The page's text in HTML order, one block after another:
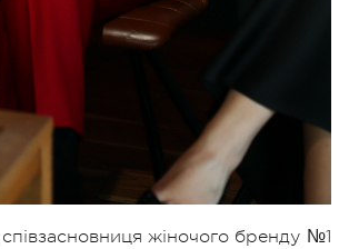
, співзасновниця жіночого бренду №1